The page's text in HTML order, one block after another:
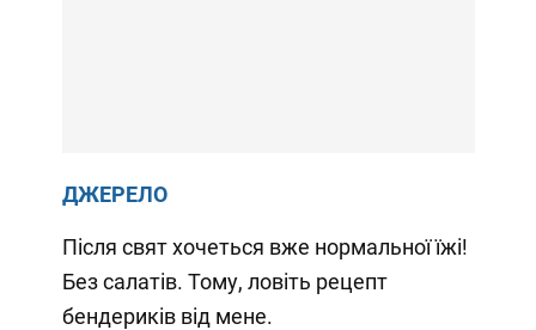
ДЖЕРЕЛО
Після свят хочеться вже нормальної їжі!
Без салатів. Тому, ловіть рецепт
бендериків від мене.